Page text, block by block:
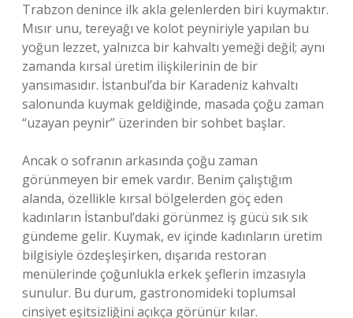
Trabzon denince ilk akla gelenlerden biri kuymaktır.
Mısır unu, tereyağı ve kolot peyniriyle yapılan bu
yoğun lezzet, yalnızca bir kahvaltı yemeği değil; aynı
zamanda kırsal üretim ilişkilerinin de bir
yansımasıdır. İstanbul’da bir Karadeniz kahvaltı
salonunda kuymak geldiğinde, masada çoğu zaman
“uzayan peynir” üzerinden bir sohbet başlar.
Ancak o sofranın arkasında çoğu zaman
görünmeyen bir emek vardır. Benim çalıştığım
alanda, özellikle kırsal bölgelerden göç eden
kadınların İstanbul’daki görünmez iş gücü sık sık
gündeme gelir. Kuymak, ev içinde kadınların üretim
bilgisiyle özdeşleşirken, dışarıda restoran
menülerinde çoğunlukla erkek şeflerin imzasıyla
sunulur. Bu durum, gastronomideki toplumsal
cinsiyet eşitsizliğini açıkça görünür kılar.